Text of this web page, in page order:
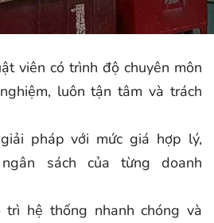
viên có trình độ chuyên môn
luôn tận tâm và trách
pháp với mức giá hợp lý,
sách của từng doanh
trì hệ thống nhanh chóng và